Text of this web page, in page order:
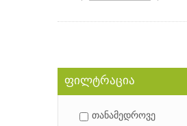
ფილტრაცია
თანამედროვე